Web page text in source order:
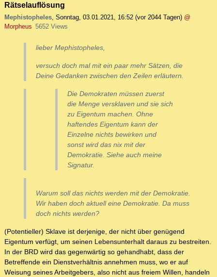
Rätselauflösung
Mephistopheles, Sonntag, 03.01.2021, 16:52 (vor 2044 Tagen) @
Morpheus 5652 Views
lieber Mephistopheles,
versuch doch mal mit ein paar mehr Sätzen, die
Deine Gedanken zwischen den Zeilen erläutern.
Die Demokraten müssen zuerst
die Menge versklaven und sie sich
zu Eigentum machen. Ohne
haftendes Eigentum kann der
Einzelne nichts bewirken und
sonst wird das nix mit der
Demokratie. Siehe auch meine
Signatur.
Warum soll das nichts werden mit der Demokratie.
Wir haben doch aktuell eine Demokratie. Da muss
doch nichts werden?
(Potentieller) Sklave ist derjenige, der nicht über genügend
Eigentum verfügt, um seinen Lebensunterhalt daraus zu bestreiten.
In der BRD wird das gegenwärtig so gehandhabt, dass der
Betreffende ein Dienstverhältnis annehmen muss, wo er auf
Weisung seines Arbeitgebers, also nicht aus freiem Willen, handeln